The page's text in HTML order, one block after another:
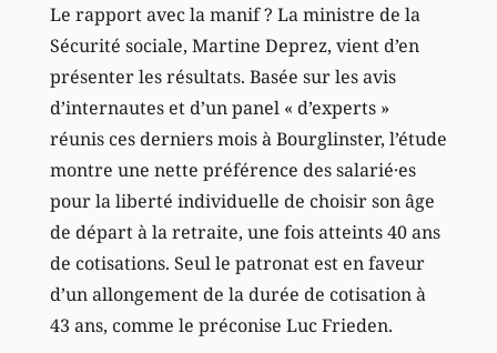
Le rapport avec la manif ? La ministre de la
Sécurité sociale, Martine Deprez, vient d’en
présenter les résultats. Basée sur les avis
d’internautes et d’un panel « d’experts »
réunis ces derniers mois à Bourglinster, l’étude
montre une nette préférence des salarié·es
pour la liberté individuelle de choisir son âge
de départ à la retraite, une fois atteints 40 ans
de cotisations. Seul le patronat est en faveur
d’un allongement de la durée de cotisation à
43 ans, comme le préconise Luc Frieden.